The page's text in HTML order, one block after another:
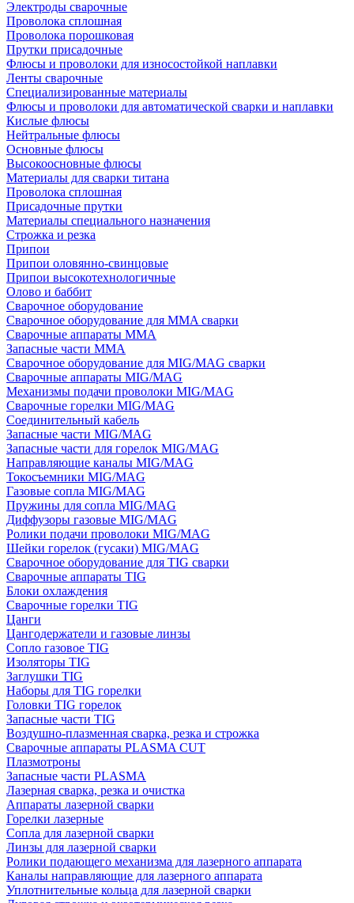
Электроды сварочные
Проволока сплошная
Проволока порошковая
Прутки присадочные
Флюсы и проволоки для износостойкой наплавки
Ленты сварочные
Специализированные материалы
Флюсы и проволоки для автоматической сварки и наплавки
Кислые флюсы
Нейтральные флюсы
Основные флюсы
Высокоосновные флюсы
Материалы для сварки титана
Проволока сплошная
Присадочные прутки
Материалы специального назначения
Строжка и резка
Припои
Припои оловянно-свинцовые
Припои высокотехнологичные
Олово и баббит
Сварочное оборудование
Сварочное оборудование для MMA сварки
Сварочные аппараты MMA
Запасные части MMA
Сварочное оборудование для MIG/MAG сварки
Сварочные аппараты MIG/MAG
Механизмы подачи проволоки MIG/MAG
Сварочные горелки MIG/MAG
Соединительный кабель
Запасные части MIG/MAG
Запасные части для горелок MIG/MAG
Направляющие каналы MIG/MAG
Токосъемники MIG/MAG
Газовые сопла MIG/MAG
Пружины для сопла MIG/MAG
Диффузоры газовые MIG/MAG
Ролики подачи проволоки MIG/MAG
Шейки горелок (гусаки) MIG/MAG
Сварочное оборудование для TIG сварки
Сварочные аппараты TIG
Блоки охлаждения
Сварочные горелки TIG
Цанги
Цангодержатели и газовые линзы
Сопло газовое TIG
Изоляторы TIG
Заглушки TIG
Наборы для TIG горелки
Головки TIG горелок
Запасные части TIG
Воздушно-плазменная сварка, резка и строжка
Сварочные аппараты PLASMA CUT
Плазмотроны
Запасные части PLASMA
Лазерная сварка, резка и очистка
Аппараты лазерной сварки
Горелки лазерные
Сопла для лазерной сварки
Линзы для лазерной сварки
Ролики подающего механизма для лазерного аппарата
Каналы направляющие для лазерного аппарата
Уплотнительные кольца для лазерной сварки